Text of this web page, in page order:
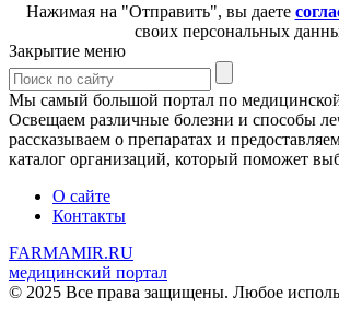
Нажимая на "Отправить", вы даете
своих персональных
Закрытие меню
Мы самый большой портал по
Освещаем различные болезни и способы
рассказываем о препаратах и
каталог организаций, который поможет
О сайте
Контакты
FARMAMIR.RU
медицинский портал
© 2025 Все права защищены. Любое